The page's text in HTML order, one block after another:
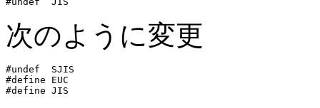
次のように変更
#undef  SJIS
#define EUC